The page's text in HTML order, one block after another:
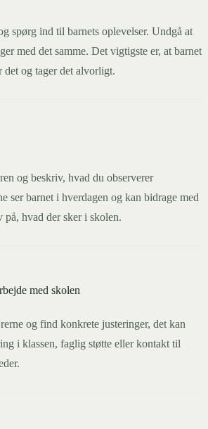
spørg ind til barnets oplevelser. Undgå at
med det samme. Det vigtigste er, at barnet
det og tager det alvorligt.
og beskriv, hvad du observerer
ser barnet i hverdagen og kan bidrage med
på, hvad der sker i skolen.
med skolen
og find konkrete justeringer, det kan
i klassen, faglig støtte eller kontakt til